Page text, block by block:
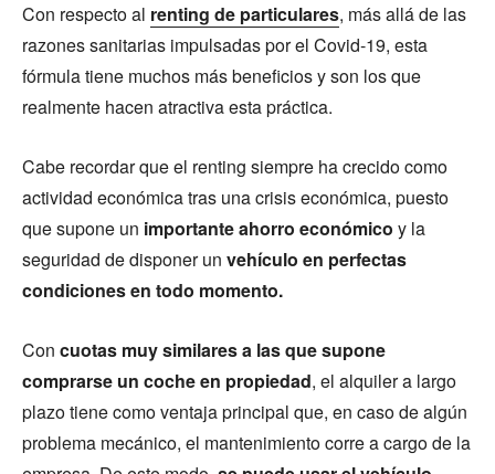
Con respecto al renting de particulares, más allá de las
razones sanitarias impulsadas por el Covid-19, esta
fórmula tiene muchos más beneficios y son los que
realmente hacen atractiva esta práctica.
Cabe recordar que el renting siempre ha crecido como
actividad económica tras una crisis económica, puesto
que supone un importante ahorro económico y la
seguridad de disponer un vehículo en perfectas
condiciones en todo momento.
Con cuotas muy similares a las que supone
comprarse un coche en propiedad, el alquiler a largo
plazo tiene como ventaja principal que, en caso de algún
problema mecánico, el mantenimiento corre a cargo de la